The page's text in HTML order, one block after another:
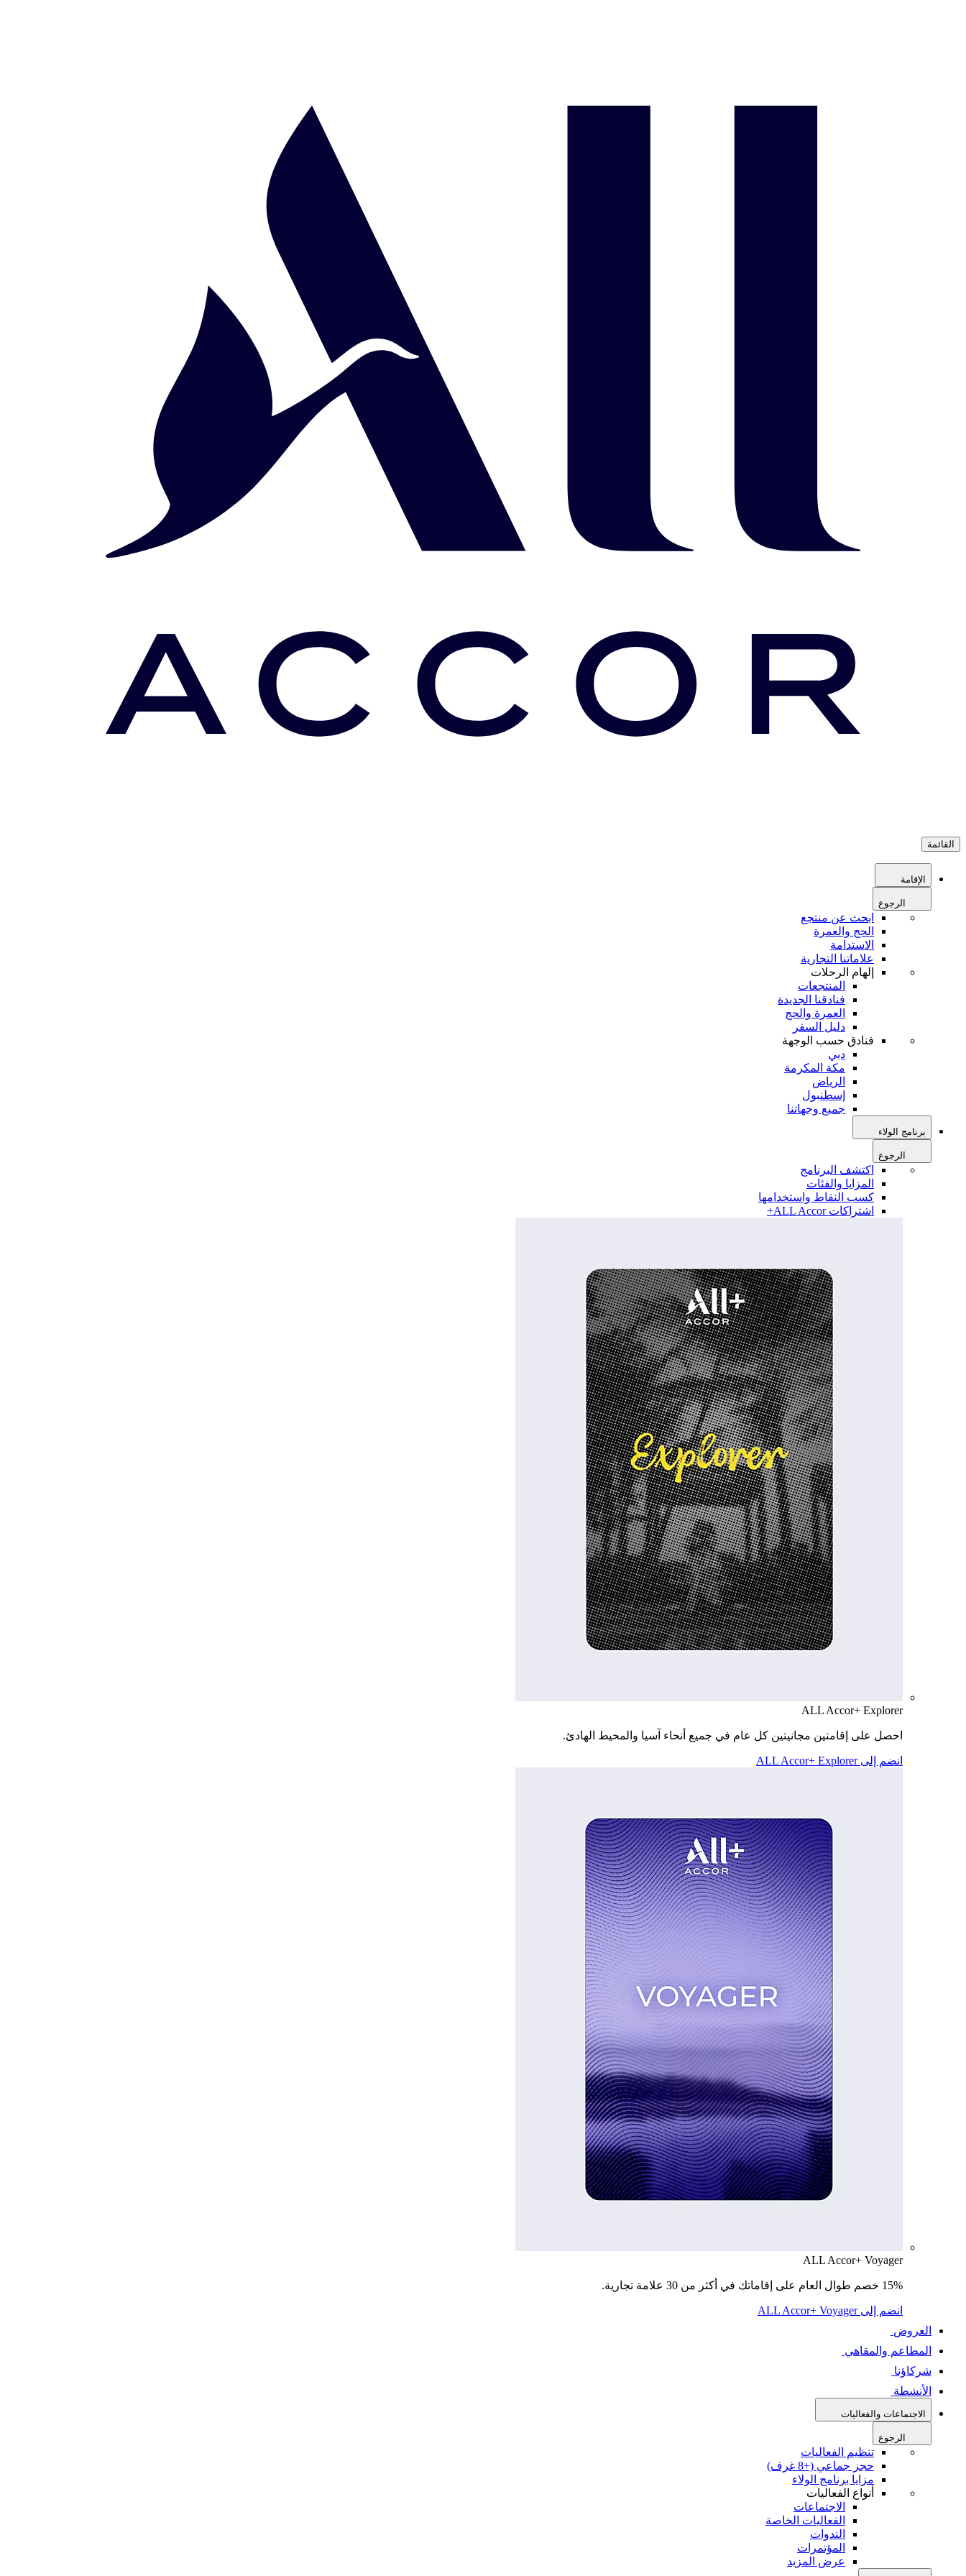
القائمة
الإقامة
الرجوع
ابحث عن منتجع
الحج والعمرة
الاستدامة
علاماتنا التجارية
إلهام الرحلات
المنتجعات
فنادقنا الجديدة
العمرة والحج
دليل السفر
فنادق حسب الوجهة
دبي
مكة المكرمة
الرياض
إسطنبول
جميع وجهاتنا
برنامج الولاء
الرجوع
اكتشف البرنامج
المزايا والفئات
كسب النقاط واستخدامها
اشتراكات ALL Accor+
ALL Accor+ Explorer
احصل على إقامتين مجانيتين كل عام في جميع أنحاء آسيا والمحيط الهادئ.
انضم إلى ALL Accor+ Explorer
ALL Accor+ Voyager
15% خصم طوال العام على إقاماتك في أكثر من 30 علامة تجارية.
انضم إلى ALL Accor+ Voyager
العروض
المطاعم والمقاهي
شركاؤنا
الأنشطة
الاجتماعات والفعاليات
الرجوع
تنظيم الفعاليات
حجز جماعي (+8 غرف)
مزايا برنامج الولاء
أنواع الفعاليات
الاجتماعات
الفعاليات الخاصة
الندوات
المؤتمرات
عرض المزيد